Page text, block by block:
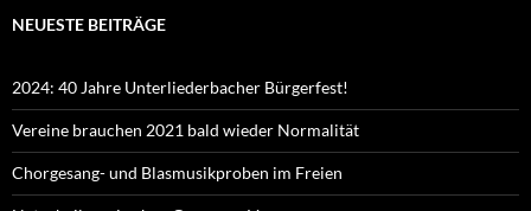
NEUESTE BEITRÄGE
2024: 40 Jahre Unterliederbacher Bürgerfest!
Vereine brauchen 2021 bald wieder Normalität
Chorgesang- und Blasmusikproben im Freien